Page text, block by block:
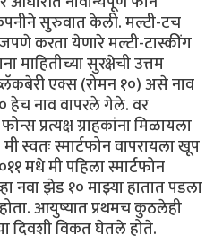
सुरुवात केली. मल्टी-टच
करता येणारे मल्टी-टास्कींग
सुरक्षेची उत्तम
एक्स (रोमन १०) असे नाव
हेच नाव वापरले गेले. वर
प्रत्यक्ष ग्राहकांना मिळायला
स्वतः स्मार्टफोन वापरायला खूप
मधे मी पहिला स्मार्टफोन
नवा झेड १० माझ्या हातात पडला
आयुष्यात प्रथमच कुठलेही
दिवशी विकत घेतले होते.